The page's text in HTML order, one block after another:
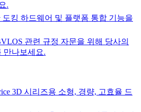
.
도킹 하드웨어 및 플랫폼 통합 기능을
관련 규정 자문을 위해 당사의
만나보세요.
3D 시리즈용 소형, 경량, 고효율 드